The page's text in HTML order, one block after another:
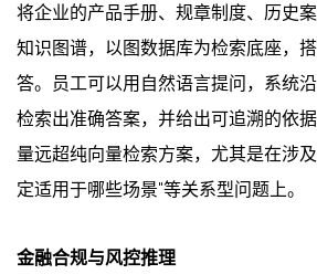
将企业的产品手册、规章制度、历史
知识图谱，以图数据库为检索底座，
答。员工可以用自然语言提问，系统
检索出准确答案，并给出可追溯的依
量远超纯向量检索方案，尤其是在涉
定适用于哪些场景"等关系型问题上。
金融合规与风控推理